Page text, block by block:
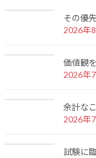
その優
2026年
価値観
2026年
余計な
2026年
試験に